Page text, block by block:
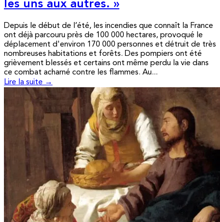
les uns aux autres. »
Depuis le début de l’été, les incendies que connaît la France
ont déjà parcouru près de 100 000 hectares, provoqué le
déplacement d'environ 170 000 personnes et détruit de très
nombreuses habitations et forêts. Des pompiers ont été
grièvement blessés et certains ont même perdu la vie dans
ce combat acharné contre les flammes. Au...
Lire la suite →